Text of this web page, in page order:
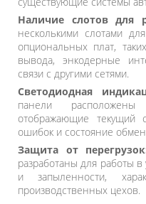
Наличие слотов для
несколькими слотами
опциональных плат,
вывода, энкодерные
связи с другими сетями.
Светодиодная
панели расположены
отображающие текущий
ошибок и состояние
Защита от
разработаны для работы
и запыленности,
производственных цехов.